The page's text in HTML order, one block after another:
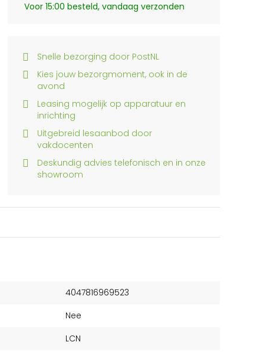
Voor 15:00 besteld, vandaag verzonden
Snelle bezorging door PostNL
Kies jouw bezorgmoment, ook in de
avond
Leasing mogelijk op apparatuur en
inrichting
Uitgebreid lesaanbod door
vakdocenten
Deskundig advies telefonisch en in onze
showroom
4047816969523
Nee
LCN